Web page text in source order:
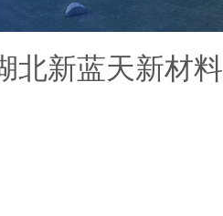
北新蓝天新材